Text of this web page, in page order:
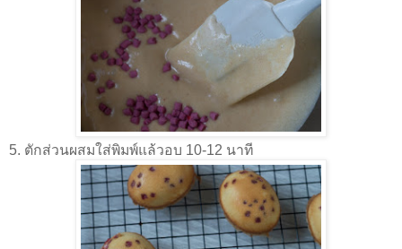
5. ตักส่วนผสมใส่พิมพ์แล้วอบ 10-12 นาที